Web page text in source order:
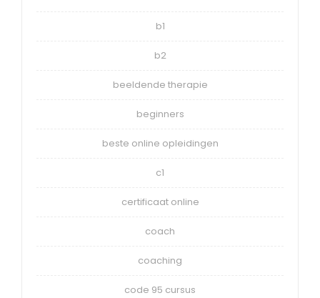
b1
b2
beeldende therapie
beginners
beste online opleidingen
c1
certificaat online
coach
coaching
code 95 cursus